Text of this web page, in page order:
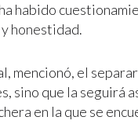
habido
honestidad.
mencionó, el
sino que la seguirá
en la que se